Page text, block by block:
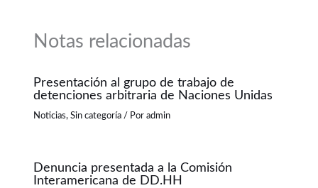
Notas relacionadas
Presentación al grupo de trabajo de
detenciones arbitraria de Naciones Unidas
Noticias,Sin categoría / Poradmin
Denuncia presentada a la Comisión
Interamericana de DD.HH